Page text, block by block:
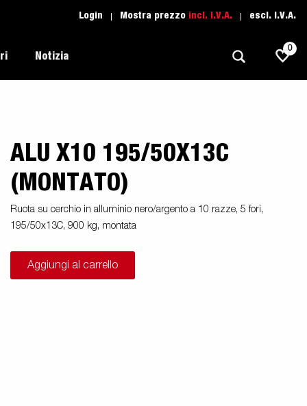
Login Mostra prezzo incl. I.V.A. escl. I.V.A.
Trasporti Leggeri
Imbarcazioni
Professionali
Sport Acquatici
Scuola di guida
Ricambio
Regolamentazione
Scelta del rimorchio
Assistenza Rimorchi
Notizia
0
ALU X10 195/50X13C
(MONTATO)
Ruota su cerchio in alluminio nero/argento a 10 razze, 5 fori,
195/50x13C, 900 kg, montata
Aggiungi al carrello